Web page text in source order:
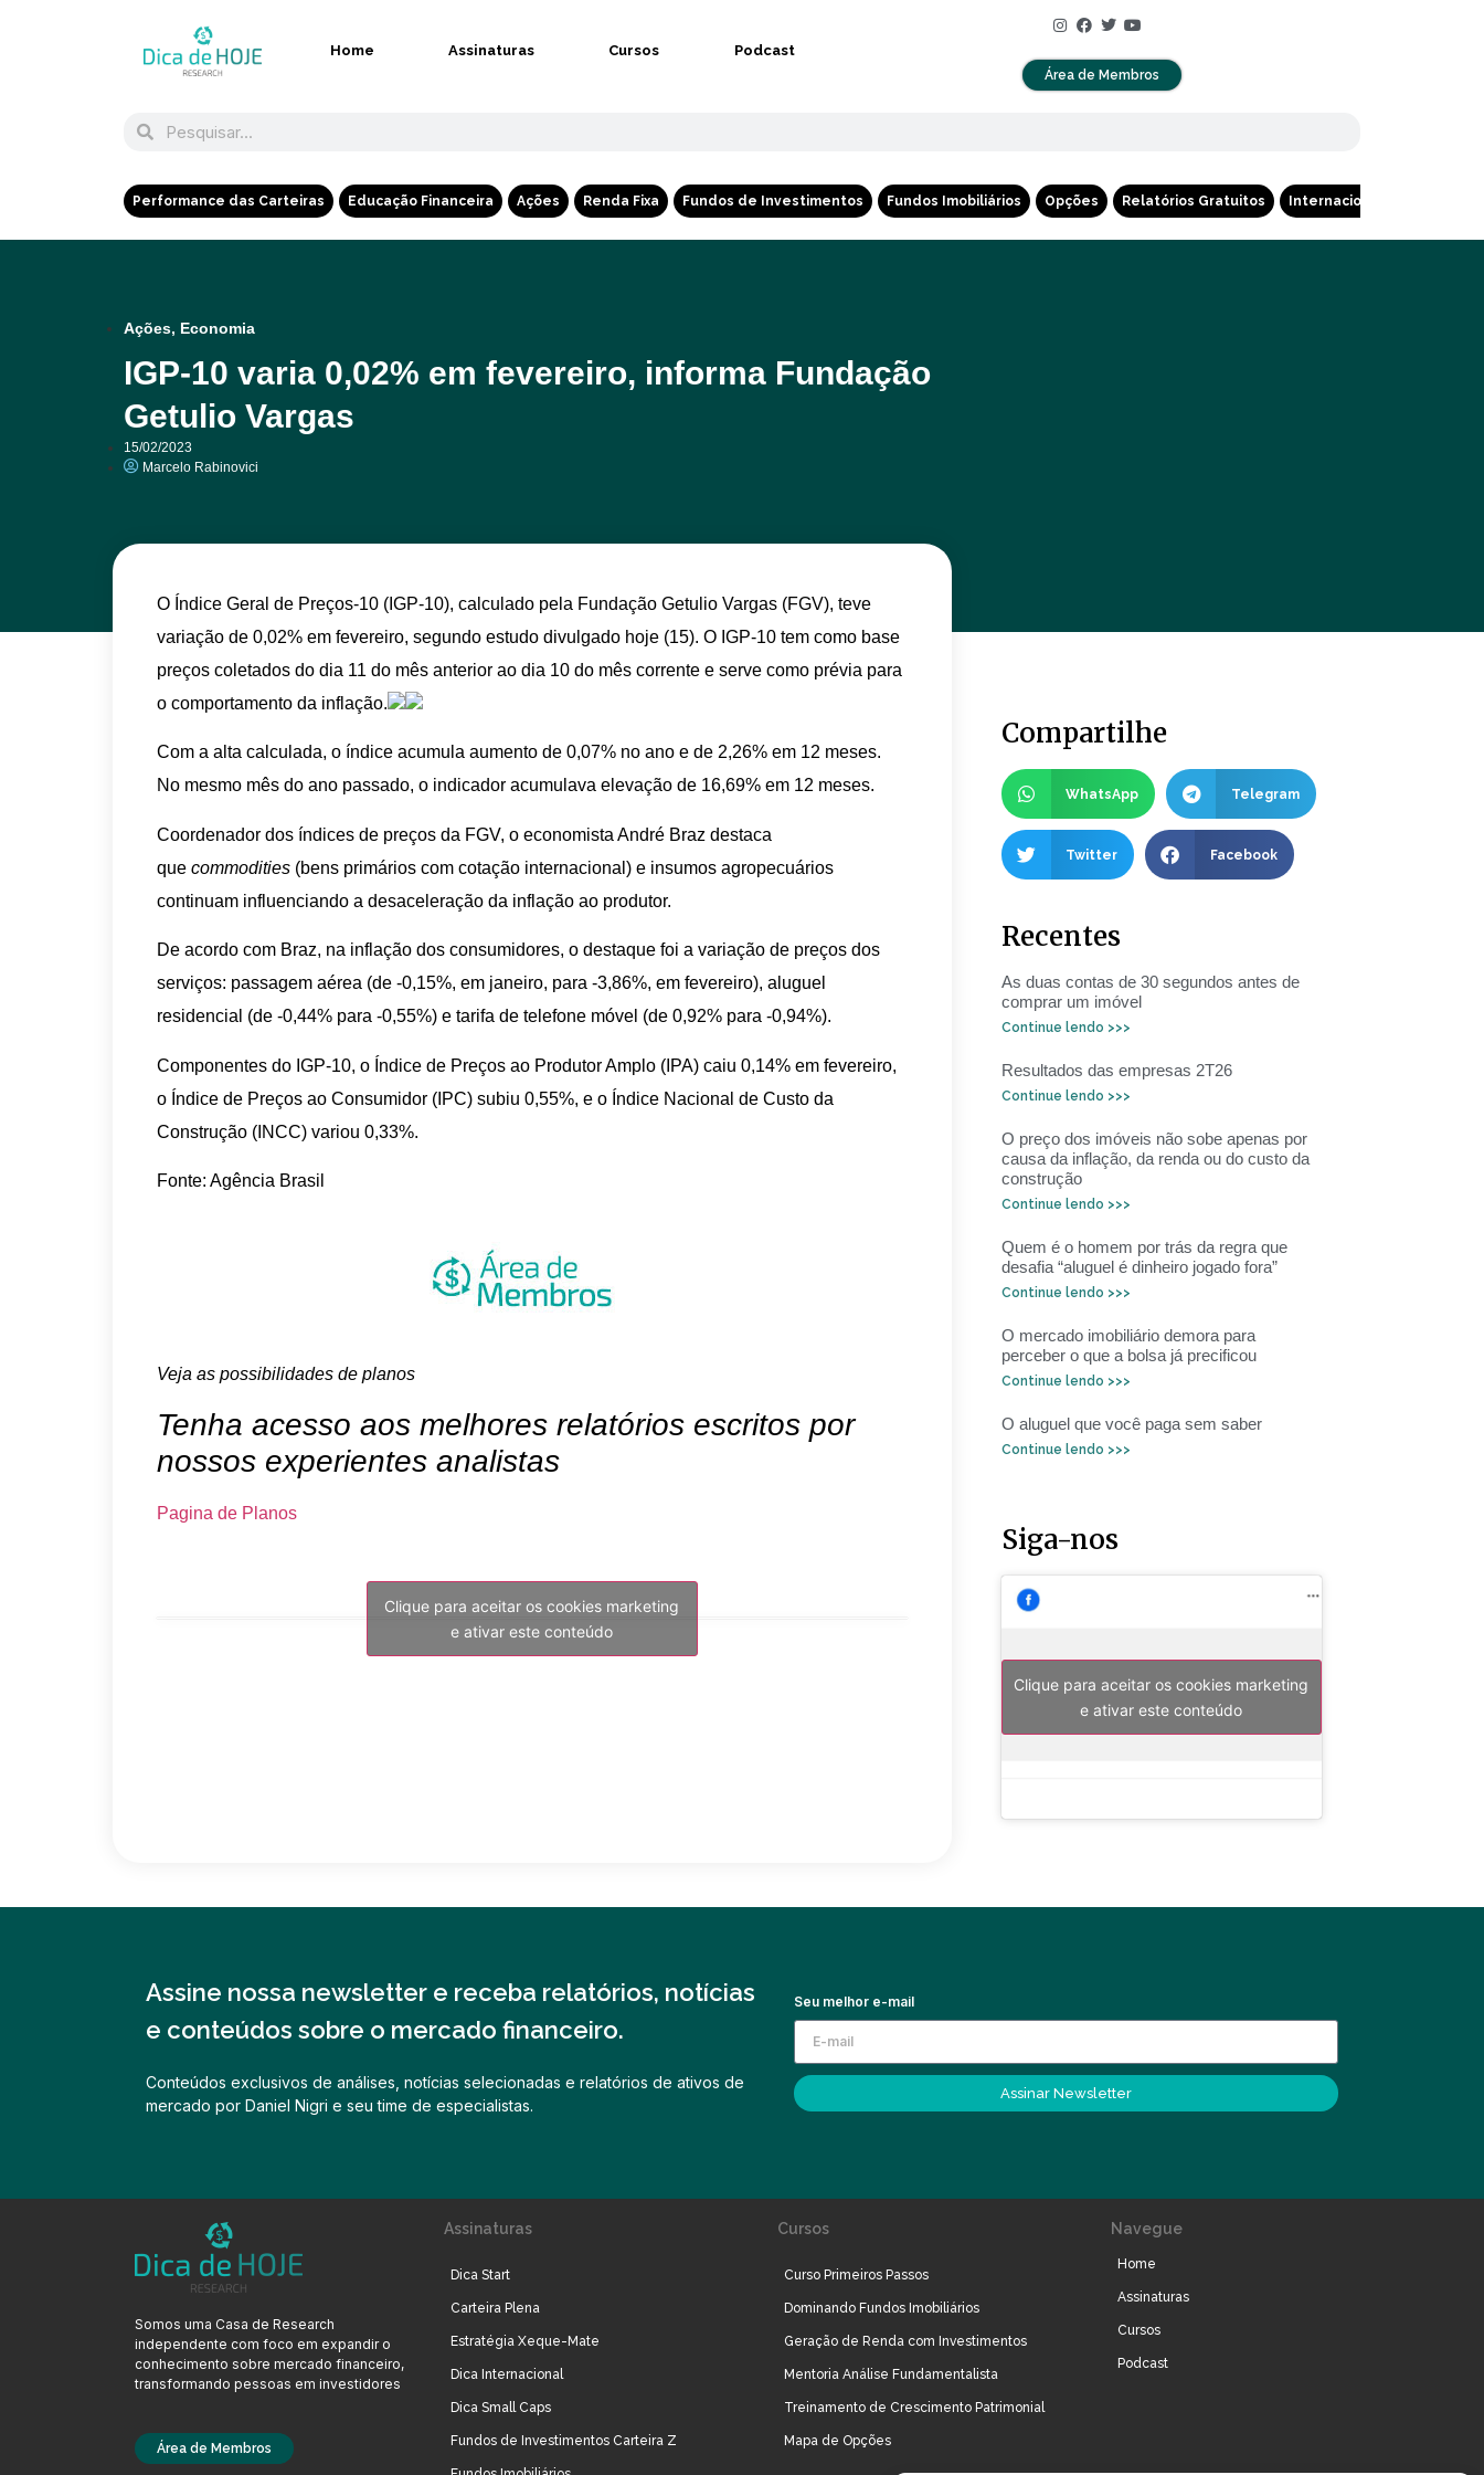
Home Assinaturas Cursos Podcast
Área de Membros
Performance das Carteiras Educação Financeira Ações Renda Fixa Fundos de Investimentos Fundos Imobiliários Opções Relatórios Gratuitos Internacional
Ações, Economia
IGP-10 varia 0,02% em fevereiro, informa Fundação
Getulio Vargas
15/02/2023
Marcelo Rabinovici
O Índice Geral de Preços-10 (IGP-10), calculado pela Fundação Getulio Vargas (FGV), teve
variação de 0,02% em fevereiro, segundo estudo divulgado hoje (15). O IGP-10 tem como base
preços coletados do dia 11 do mês anterior ao dia 10 do mês corrente e serve como prévia para
o comportamento da inflação.
Com a alta calculada, o índice acumula aumento de 0,07% no ano e de 2,26% em 12 meses.
No mesmo mês do ano passado, o indicador acumulava elevação de 16,69% em 12 meses.
Coordenador dos índices de preços da FGV, o economista André Braz destaca
que commodities (bens primários com cotação internacional) e insumos agropecuários
continuam influenciando a desaceleração da inflação ao produtor.
De acordo com Braz, na inflação dos consumidores, o destaque foi a variação de preços dos
serviços: passagem aérea (de -0,15%, em janeiro, para -3,86%, em fevereiro), aluguel
residencial (de -0,44% para -0,55%) e tarifa de telefone móvel (de 0,92% para -0,94%).
Componentes do IGP-10, o Índice de Preços ao Produtor Amplo (IPA) caiu 0,14% em fevereiro,
o Índice de Preços ao Consumidor (IPC) subiu 0,55%, e o Índice Nacional de Custo da
Construção (INCC) variou 0,33%.
Fonte: Agência Brasil
Veja as possibilidades de planos
Tenha acesso aos melhores relatórios escritos por
nossos experientes analistas
Pagina de Planos
Clique para aceitar os cookies marketing
e ativar este conteúdo
Compartilhe
WhatsApp Telegram
Twitter Facebook
Recentes
As duas contas de 30 segundos antes de
comprar um imóvel
Continue lendo >>>
Resultados das empresas 2T26
Continue lendo >>>
O preço dos imóveis não sobe apenas por
causa da inflação, da renda ou do custo da
construção
Continue lendo >>>
Quem é o homem por trás da regra que
desafia “aluguel é dinheiro jogado fora”
Continue lendo >>>
O mercado imobiliário demora para
perceber o que a bolsa já precificou
Continue lendo >>>
O aluguel que você paga sem saber
Continue lendo >>>
Siga-nos
Clique para aceitar os cookies marketing
e ativar este conteúdo
Assine nossa newsletter e receba relatórios, notícias
e conteúdos sobre o mercado financeiro.
Conteúdos exclusivos de análises, notícias selecionadas e relatórios de ativos de
mercado por Daniel Nigri e seu time de especialistas.
Seu melhor e-mail
Assinar Newsletter
Somos uma Casa de Research
independente com foco em expandir o
conhecimento sobre mercado financeiro,
transformando pessoas em investidores
Área de Membros
Assinaturas
Dica Start
Carteira Plena
Estratégia Xeque-Mate
Dica Internacional
Dica Small Caps
Fundos de Investimentos Carteira Z
Cursos
Curso Primeiros Passos
Dominando Fundos Imobiliários
Geração de Renda com Investimentos
Mentoria Análise Fundamentalista
Treinamento de Crescimento Patrimonial
Mapa de Opções
Navegue
Home
Assinaturas
Cursos
Podcast